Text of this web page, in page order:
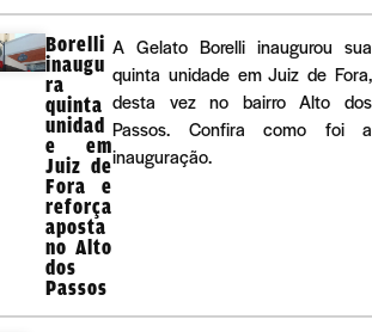
Borelli
inaugu
ra
quinta
unidad
e em
Juiz de
Fora e
reforça
aposta
no Alto
dos
Passos
A Gelato Borelli inaugurou sua
quinta unidade em Juiz de Fora,
desta vez no bairro Alto dos
Passos. Confira como foi a
inauguração.